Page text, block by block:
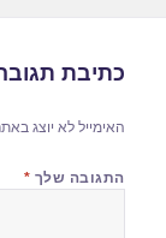
כתיבת
האימייל לא יוצג
התגובה שלך *